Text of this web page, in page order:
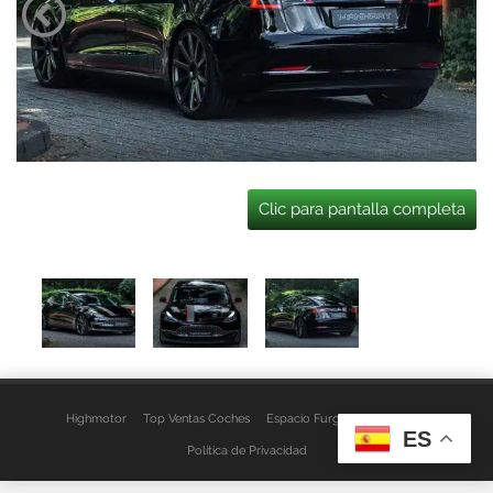
Clic para pantalla completa
Highmotor Top Ventas Coches Espacio Furgo Aviso Legal
Política de Privacidad ES